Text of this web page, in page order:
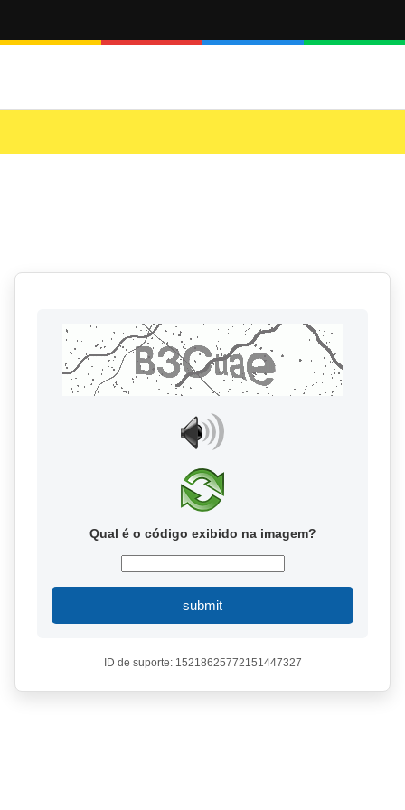
Qual é o código exibido na imagem?
submit
ID de suporte: 15218625772151447327